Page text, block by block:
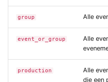
a
s
Importeren
Bestanden
Integraties
Types van externe
gegevens
Generieke ticketing
Tessitura
Yesplan 27, jul 2020
Yesplan 26.2, apr 2020
Yesplan 26.1, nov 2019
group Alle
event_or_group
Alle
production
Alle
die een